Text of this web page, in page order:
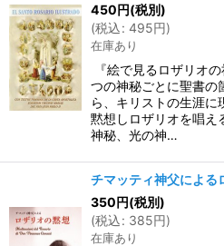
450円(税別)
(税込: 495円)
在庫あり
『絵で見るロザリオ
つの神秘ごとに聖書の
ら、キリストの生涯に
黙想しロザリオを唱え
神秘、光の神…
チマッティ神父による
350円(税別)
(税込: 385円)
在庫あり